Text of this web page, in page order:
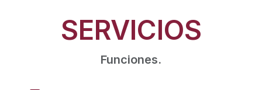
SERVICIOS
Funciones.